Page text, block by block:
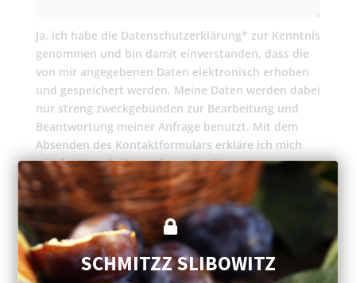
Ja, ich habe die Datenschutzerklärung* zur Kenntnis
genommen und bin damit einverstanden, dass die
von mir angegebenen Daten elektronisch erhoben
und gespeichert werden. Meine Daten werden dabei
nur streng zweckgebunden zur Bearbeitung und
Beantwortung meiner Anfrage benutzt. Mit dem
Absenden des Kontaktformulars erkläre ich mich
mit der Verarbeitung einverstanden.
Einwilligung
Senden
*Bitte lesen Sie hier unsere Datenschutzerklärung,
SCHMITZZ SLIBOWITZ